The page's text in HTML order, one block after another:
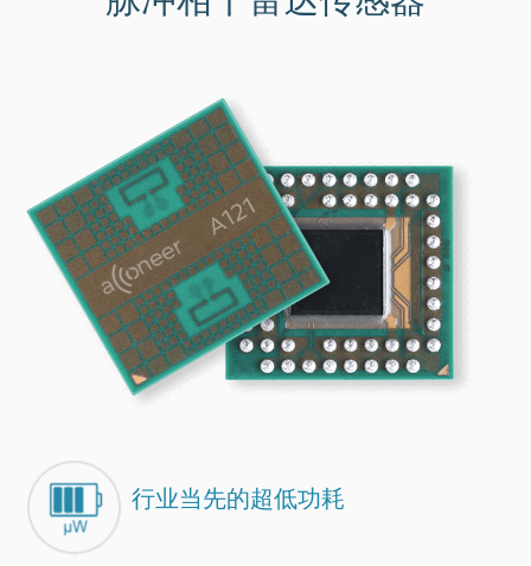
20 米外多个物体的距离、速
应用
行业当先的超低功耗